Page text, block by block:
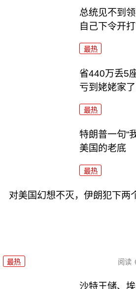
总统见不到
自己下令开打
最热
省440万丢5
亏到姥姥家了
最热
特朗普一句“
美国的老底
最热
对美国幻想不灭，伊朗犯下两
最热 阅读
沙特王储、